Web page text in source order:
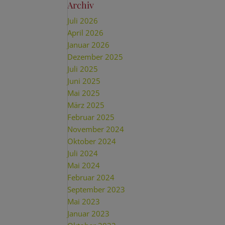
Archiv
Juli 2026
April 2026
Januar 2026
Dezember 2025
Juli 2025
Juni 2025
Mai 2025
März 2025
Februar 2025
November 2024
Oktober 2024
Juli 2024
Mai 2024
Februar 2024
September 2023
Mai 2023
Januar 2023